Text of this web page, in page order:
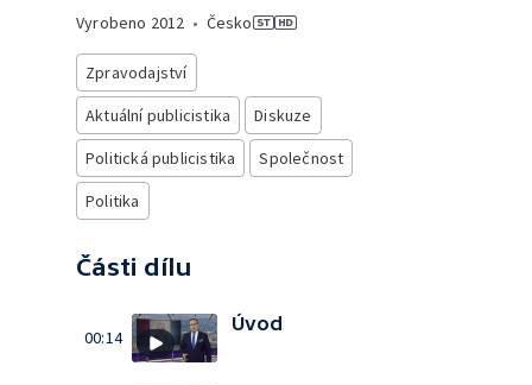
Vyrobeno 2012 • Česko
Zpravodajství
Aktuální publicistika
Diskuze
Politická publicistika
Společnost
Politika
Části dílu
00:14
Úvod